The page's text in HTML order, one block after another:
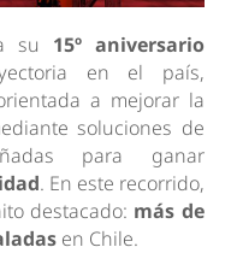
su 15º aniversario
en el país,
a mejorar la
soluciones de
para ganar
. En este recorrido,
destacado: más de
en Chile.